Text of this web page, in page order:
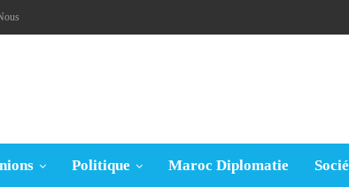
Politique Maroc Diplomatie